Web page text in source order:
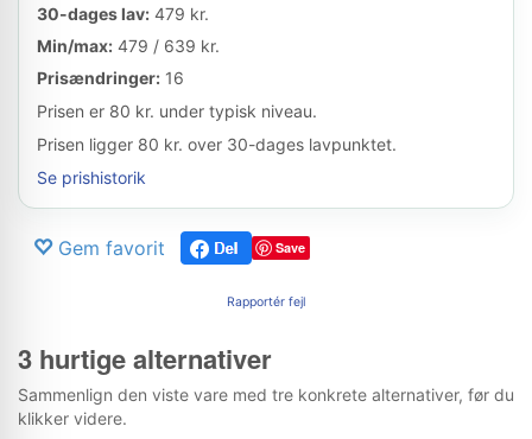
30-dages lav: 479 kr.
Min/max: 479 / 639 kr.
Prisændringer: 16
Prisen er 80 kr. under typisk niveau.
Prisen ligger 80 kr. over 30-dages lavpunktet.
Se prishistorik
Gem favorit Save
Rapportér fejl
3 hurtige alternativer
Sammenlign den viste vare med tre konkrete alternativer, før du
klikker videre.